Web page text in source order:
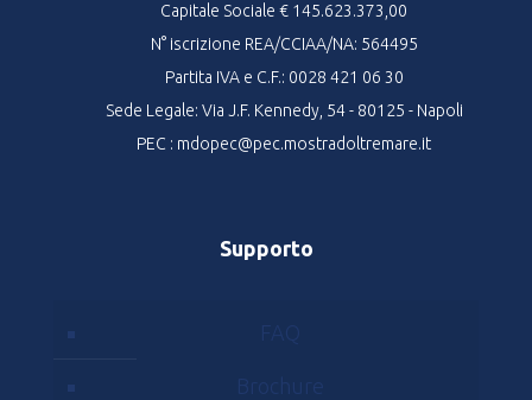
Capitale Sociale € 145.623.373,00
N° iscrizione REA/CCIAA/NA: 564495
Partita IVA e C.F.: 0028 421 06 30
Sede Legale: Via J.F. Kennedy, 54 - 80125 - Napoli
PEC : mdopec@pec.mostradoltremare.it
Supporto
FAQ
Brochure